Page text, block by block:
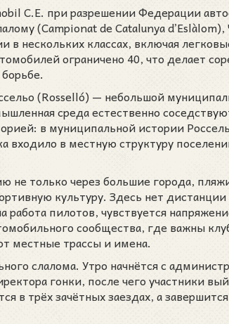
C.E. при разрешении Федерации
(Campionat de Catalunya
нескольких классах, включая
ограничено 40, что делает
(Rosselló) — небольшой
среда естественно
в муниципальной истории
в местную структуру
не только через большие города,
культуру. Здесь нет
пилотов, чувствуется
сообщества, где важны
местные трассы и имена.
слалома. Утро начнётся с
гонки, после чего участники
в трёх зачётных заездах, а